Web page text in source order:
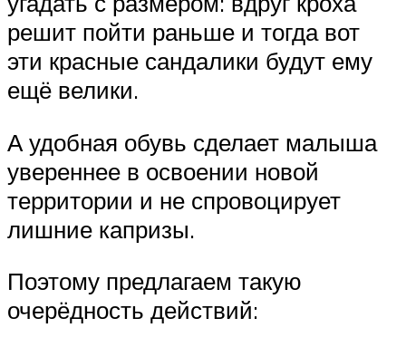
решит пойти раньше и тогда вот
эти красные сандалики будут ему
ещё велики.
А удобная обувь сделает малыша
увереннее в освоении новой
территории и не спровоцирует
лишние капризы.
Поэтому предлагаем такую
очерёдность действий: